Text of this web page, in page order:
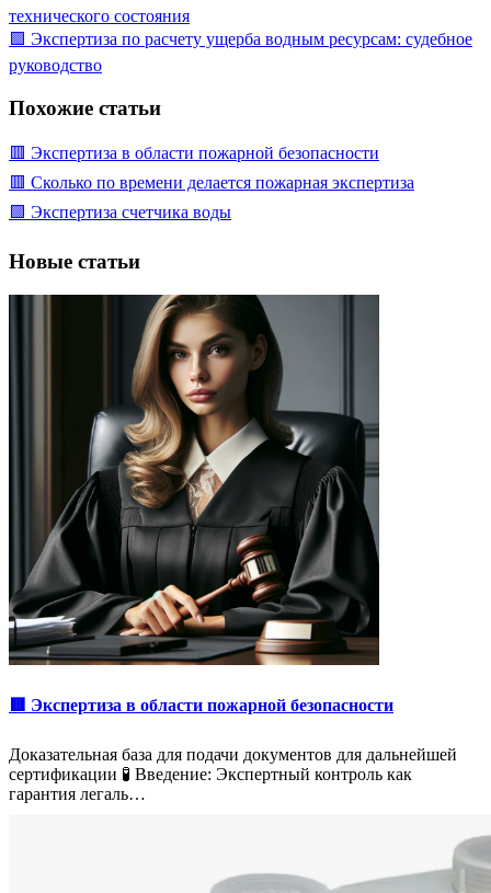
технического состояния
🟩 Экспертиза по расчету ущерба водным ресурсам: судебное
руководство
Похожие статьи
🟥 Экспертиза в области пожарной безопасности
🟥 Сколько по времени делается пожарная экспертиза
🟩 Экспертиза счетчика воды
Новые статьи
🟥 Экспертиза в области пожарной безопасности
Доказательная база для подачи документов для дальнейшей
сертификации 🧪 Введение: Экспертный контроль как
гарантия легаль…